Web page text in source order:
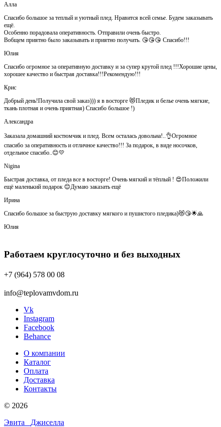
Алла
Спасибо большое за теплый и уютный плед. Нравится всей семье. Будем заказывать
ещё.
Особенно порадовала оперативность. Отправили очень быстро.
Вобщем приятно было заказывать и приятно получать. 😘😘😘 Спасибо!!!
Юлия
Спасибо огромное за оперативную доставку и за супер крутой плед !!!Хорошие цены,
хорошее качество и быстрая доставка!!!Рекомендую!!!
Крис
Добрый день!Получила свой заказ))) я в восторге 😻Пледик и белье очень мягкие,
ткань плотная и очень приятная) Спасибо большое !)
Александра
Заказала домашний костюмчик и плед. Всем осталась довольна!..👌Огромное
спасибо за оперативность и отличное качество!!! За подарок, в виде носочков,
отдельное спасибо..😊💛
Nigina
Быстрая доставка, от пледа все в восторге! Очень мягкий и тёплый ! 😍Положили
ещё маленький подарок 😊Думаю заказать ещё
Ирина
Спасибо большое за быструю доставку мягкого и пушистого пледика)😻😘🌟🙏
Юлия
Работаем круглосуточно и без выходных
+7 (964) 578 00 08
info@teplovamvdom.ru
Vk
Instagram
Facebook
Behance
О компании
Каталог
Оплата
Доставка
Контакты
© 2026
Эвита
Джиселла